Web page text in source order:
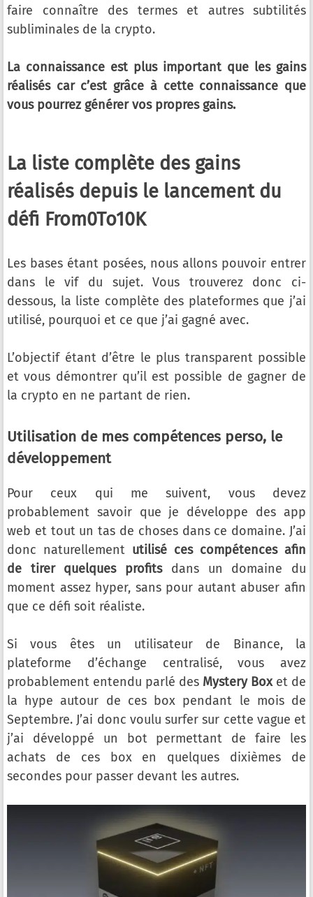
faire connaître des termes et autres subtilités
subliminales de la crypto.
La connaissance est plus important que les gains
réalisés car c’est grâce à cette connaissance que
vous pourrez générer vos propres gains.
La liste complète des gains
réalisés depuis le lancement du
défi From0To10K
Les bases étant posées, nous allons pouvoir entrer
dans le vif du sujet. Vous trouverez donc ci-
dessous, la liste complète des plateformes que j’ai
utilisé, pourquoi et ce que j’ai gagné avec.
L’objectif étant d’être le plus transparent possible
et vous démontrer qu’il est possible de gagner de
la crypto en ne partant de rien.
Utilisation de mes compétences perso, le
développement
Pour ceux qui me suivent, vous devez
probablement savoir que je développe des app
web et tout un tas de choses dans ce domaine. J’ai
donc naturellement utilisé ces compétences afin
de tirer quelques profitsdans un domaine du
moment assez hyper, sans pour autant abuser afin
que ce défi soit réaliste.
Si vous êtes un utilisateur de Binance, la
plateforme d’échange centralisé, vous avez
probablement entendu parlé des Mystery Boxet de
la hype autour de ces box pendant le mois de
Septembre. J’ai donc voulu surfer sur cette vague et
j’ai développé un bot permettant de faire les
achats de ces box en quelques dixièmes de
secondes pour passer devant les autres.